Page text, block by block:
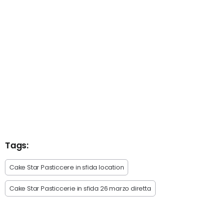
Tags:
Cake Star Pasticcere in sfida location
Cake Star Pasticcerie in sfida 26 marzo diretta